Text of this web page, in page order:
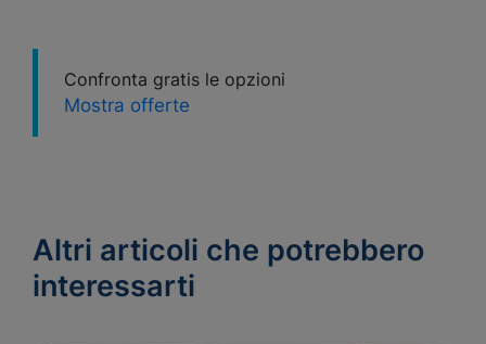
Confronta gratis le opzioni
Mostra offerte
Altri articoli che potrebbero
interessarti